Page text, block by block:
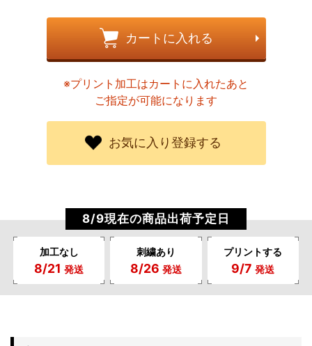
カートに入れる
※プリント加工はカートに入れたあと
ご指定が可能になります
お気に入り登録する
8/9現在の商品出荷予定日
加工なし
8/21 発送
刺繍あり
8/26 発送
プリントする
9/7 発送